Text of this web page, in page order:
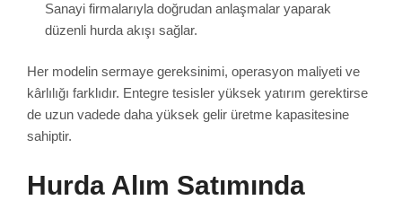
Sanayi firmalarıyla doğrudan anlaşmalar yaparak
düzenli hurda akışı sağlar.
Her modelin sermaye gereksinimi, operasyon maliyeti ve
kârlılığı farklıdır. Entegre tesisler yüksek yatırım gerektirse
de uzun vadede daha yüksek gelir üretme kapasitesine
sahiptir.
Hurda Alım Satımında